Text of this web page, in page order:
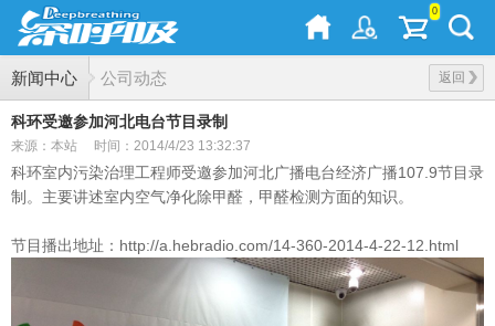
0
新闻中心 返回
公司动态
科环受邀参加河北电台节目录制
来源：本站 时间：2014/4/23 13:32:37
科环室内污染治理工程师受邀参加河北广播电台经济广播107.9节目录
制。主要讲述室内空气净化除甲醛，甲醛检测方面的知识。
节目播出地址：http://a.hebradio.com/14-360-2014-4-22-12.html